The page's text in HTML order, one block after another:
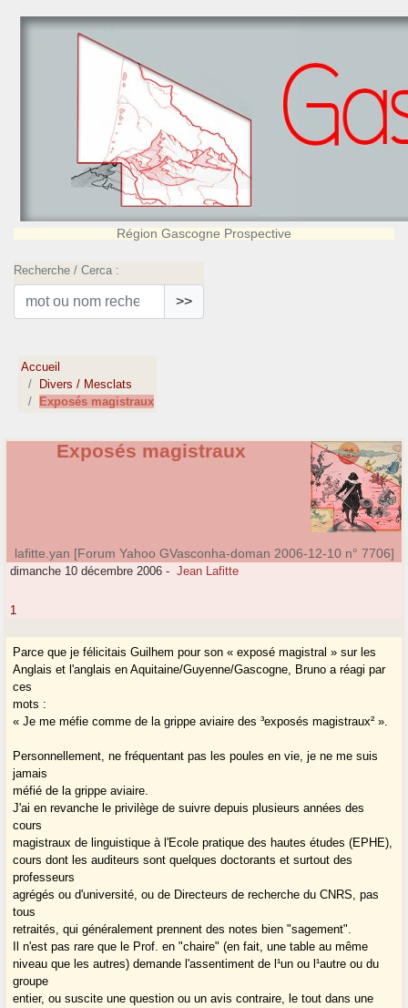
Région Gascogne Prospective
Recherche / Cerca :
>>
Accueil
Divers / Mesclats
Exposés magistraux
Exposés magistraux
lafitte.yan [Forum Yahoo GVasconha-doman 2006-12-10 n° 7706]
dimanche 10 décembre 2006 - Jean Lafitte
1
Parce que je félicitais Guilhem pour son « exposé magistral » sur les
Anglais et l'anglais en Aquitaine/Guyenne/Gascogne, Bruno a réagi par
ces
mots :
« Je me méfie comme de la grippe aviaire des ³exposés magistraux² ».
Personnellement, ne fréquentant pas les poules en vie, je ne me suis
jamais
méfié de la grippe aviaire.
J'ai en revanche le privilège de suivre depuis plusieurs années des
cours
magistraux de linguistique à l'Ecole pratique des hautes études (EPHE),
cours dont les auditeurs sont quelques doctorants et surtout des
professeurs
agrégés ou d'université, ou de Directeurs de recherche du CNRS, pas
tous
retraités, qui généralement prennent des notes bien "sagement".
Il n'est pas rare que le Prof. en "chaire" (en fait, une table au même
niveau que les autres) demande l'assentiment de l¹un ou l¹autre ou du
groupe
entier, ou suscite une question ou un avis contraire, le tout dans une